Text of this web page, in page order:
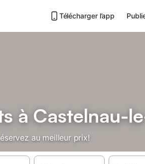
Télécharger l’app
à Castelnau-
au meilleur prix!